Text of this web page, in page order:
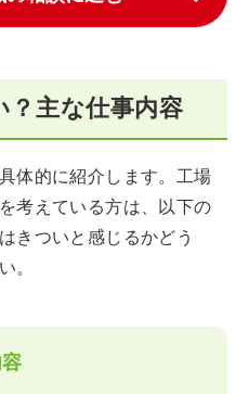
？主な仕事内容
体的に紹介します。工場
考えている方は、以下の
きついと感じるかどう
。